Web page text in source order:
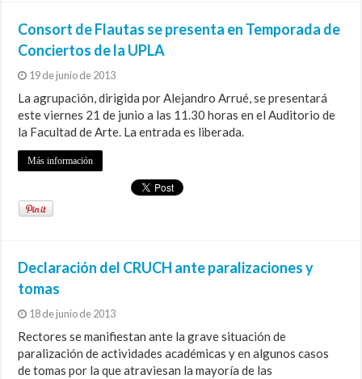
Consort de Flautas se presenta en Temporada de
Conciertos de la UPLA
19 de junio de 2013
La agrupación, dirigida por Alejandro Arrué, se presentará
este viernes 21 de junio a las 11.30 horas en el Auditorio de
la Facultad de Arte. La entrada es liberada.
Más información
Declaración del CRUCH ante paralizaciones y
tomas
18 de junio de 2013
Rectores se manifiestan ante la grave situación de
paralización de actividades académicas y en algunos casos
de tomas por la que atraviesan la mayoría de las